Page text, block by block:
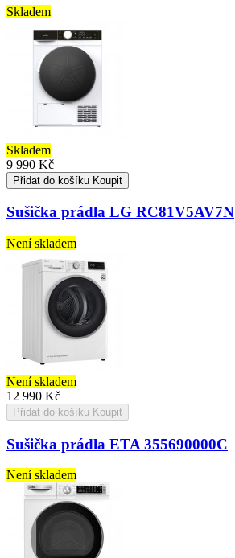
Skladem
Skladem
9 990 Kč
Přidat do košíku Koupit
Sušička prádla LG RC81V5AV7N
Není skladem
Není skladem
12 990 Kč
Přidat do košíku Koupit
Sušička prádla ETA 355690000C
Není skladem